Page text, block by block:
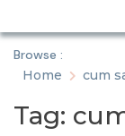
Browse :
Home
cum
Tag: